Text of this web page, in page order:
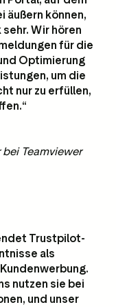
äußern können,
Wir hören
für die
Optimierung
um die
nur zu erfüllen,
Teamviewer
Trustpilot-
als
nutzen sie bei
und unser